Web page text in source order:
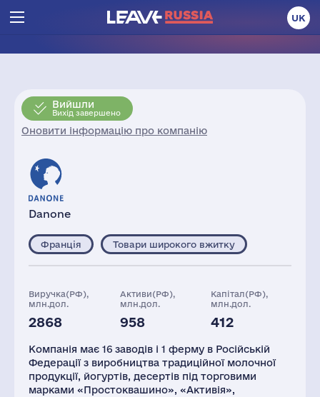
UK
Вийшли
Вихід завершено
Оновити інформацію про компанію
Danone
Франція Товари широкого вжитку
Виручка(РФ),
млн.дол.
2868
Активи(РФ),
млн.дол.
958
Капітал(РФ),
млн.дол.
412
млн.дол.
29889 17
2021
8000
Податки(РФ),
млн.дол.
Компанія має 16 заводів і 1 ферму в Російській
Федерації з виробництва традиційної молочної
продукції, йогуртів, десертів під торговими
марками «Простоквашино», «Активія»,